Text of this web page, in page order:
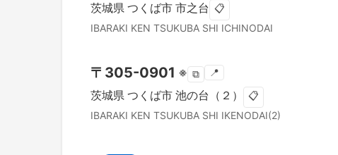
茨城県 つくば市 市之台 📋
IBARAKI KEN TSUKUBA SHI ICHINODAI
〒 305-0901 ※ ⧉ 📍
茨城県 つくば市 池の台（２） 📋
IBARAKI KEN TSUKUBA SHI IKENODAI(2)